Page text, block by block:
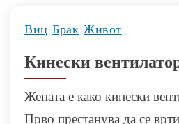
Виц Брак Живот
Кинески
Жената е како кинески
Прво престанува да се